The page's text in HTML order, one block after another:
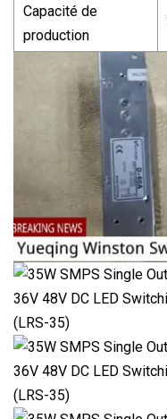
Capacité de
production